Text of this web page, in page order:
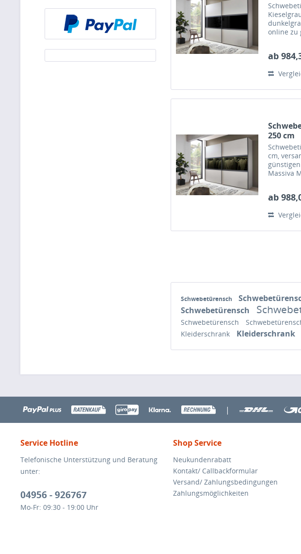
online zu
ab
250 cm
cm,
Massiva
ab
Schwebetürensch
Schwebetürensch
Schwebetürensch
Kleiderschrank Kleiderschrank
|
Service Hotline
Telefonische Unterstützung und Beratung
unter:
04956 - 926767
Mo-Fr: 09:30 - 19:00 Uhr
Shop Service
Neukundenrabatt
Kontakt/ Callbackformular
Versand/ Zahlungsbedingungen
Zahlungsmöglichkeiten